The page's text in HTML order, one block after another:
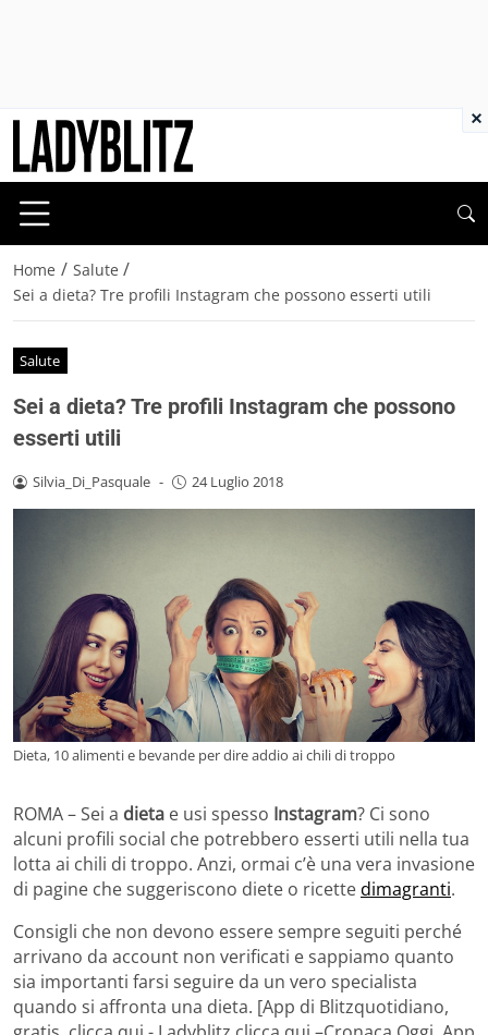
Home / Salute /
Sei a dieta? Tre profili Instagram che possono esserti utili
Salute
Sei a dieta? Tre profili Instagram che possono
esserti utili
Silvia_Di_Pasquale - 24 Luglio 2018
Dieta, 10 alimenti e bevande per dire addio ai chili di troppo
ROMA – Sei a dieta e usi spesso Instagram? Ci sono
alcuni profili social che potrebbero esserti utili nella tua
lotta ai chili di troppo. Anzi, ormai c’è una vera invasione
di pagine che suggeriscono diete o ricettedimagranti.
Consigli che non devono essere sempre seguiti perché
arrivano da account non verificati e sappiamo quanto
sia importanti farsi seguire da un vero specialista
quando si affronta una dieta. [App di Blitzquotidiano,
×